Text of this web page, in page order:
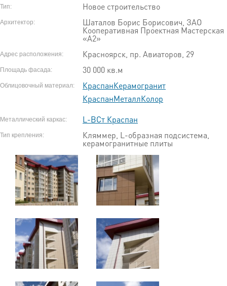
Тип: Новое строительство
Архитектор: Шаталов Борис Борисович, ЗАО
Кооперативная Проектная Мастерская
«А2»
Адрес расположения: Красноярск, пр. Авиаторов, 29
Площадь фасада: 30 000 кв.м
Облицовочный материал:
КраспанКерамогранит
КраспанМеталлКолор
Металлический каркас: L-ВСт Краспан
Тип крепления: Кляммер, L-образная подсистема,
керамогранитные плиты